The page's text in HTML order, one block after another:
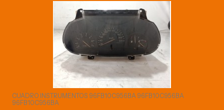
CUADRO INSTRUMENTOS 96FB10C956BA 96FB10C956BA
96FB10C956BA